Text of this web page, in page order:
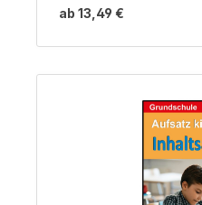
ab 13,49 €